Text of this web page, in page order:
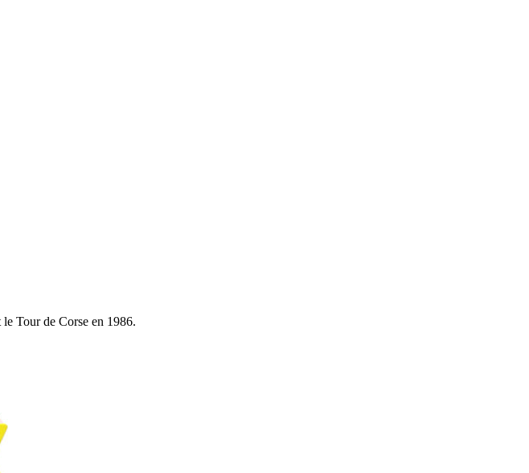
Tour de Corse en 1986.